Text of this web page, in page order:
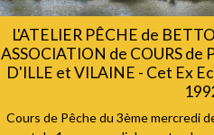
L'ATELIER PÊCHE de
ASSOCIATION de COURS
D'ILLE et VILAINE - Cet Ex
Cours de Pêche du 3ème mercredi